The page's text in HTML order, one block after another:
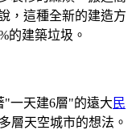
，這種全新的建造方
的建築垃圾。
天建6層"的遠大 民
層天空城市的想法。